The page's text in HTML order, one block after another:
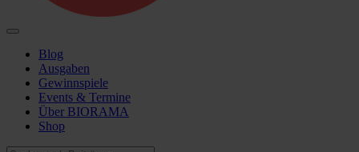
Blog
Ausgaben
Gewinnspiele
Events & Termine
Über BIORAMA
Shop